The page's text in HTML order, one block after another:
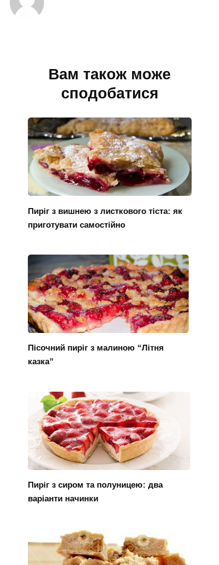
Вам також може
сподобатися
Пиріг з вишнею з листкового тіста: як
приготувати самостійно
Пісочний пиріг з малиною “Літня
казка”
Пиріг з сиром та полуницею: два
варіанти начинки